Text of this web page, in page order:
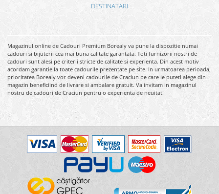
DESTINATARI
Magazinul online de Cadouri Premium Borealy va pune la dispozitie numai
cadouri si bijuterii cea mai buna calitate garantata. Toti furnizorii nostri de
cadouri sunt alesi pe criterii stricte de calitate si experienta. Din acest motiv
acordam garantie la toate cadourile prezentate pe site. In urmatoarea perioada,
prioritatea Borealy vor deveni cadourile de Craciun pe care le puteti alege din
magazin beneficiind de livrare si ambalare gratuit. Va invitam in magazinul
nostru de cadouri de Craciun pentru o experienta de neuitat!